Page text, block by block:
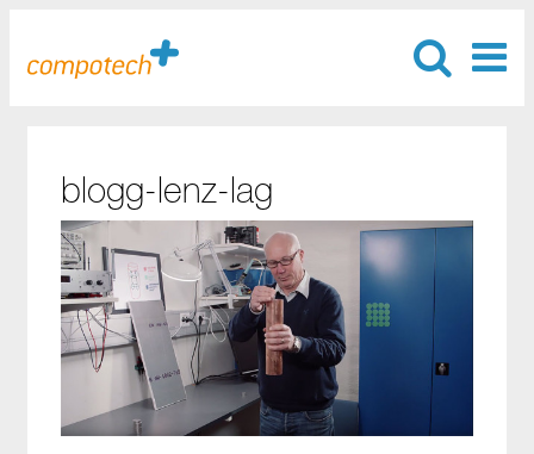
blogg-lenz-lag